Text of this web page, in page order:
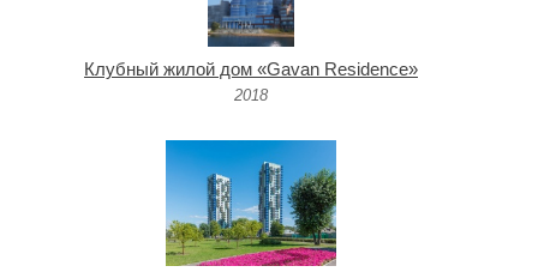
Клубный жилой дом «Gavan Residence»
2018